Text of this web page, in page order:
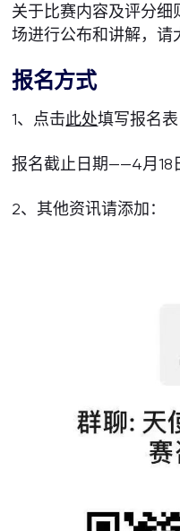
关于比赛内容及评分
场进行公布和讲解，请
报名方式
1、点击此处填写报名表
报名截止日期——4月18
2、其他资讯请添加：